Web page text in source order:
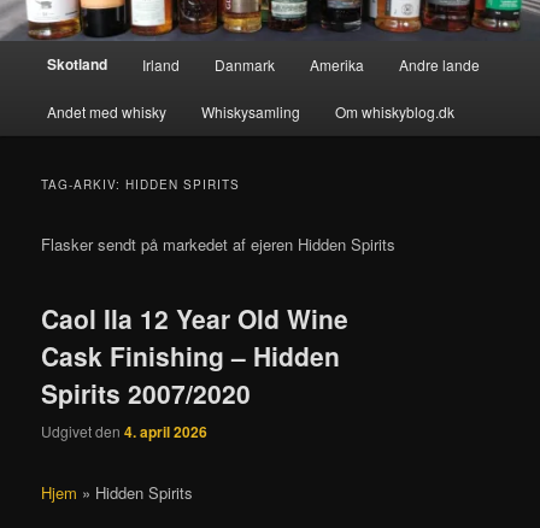
Hovedmenu
Skotland Irland Danmark Amerika Andre lande
Andet med whisky Whiskysamling Om whiskyblog.dk
TAG-ARKIV:HIDDEN SPIRITS
Flasker sendt på markedet af ejeren Hidden Spirits
Caol Ila 12 Year Old Wine
Cask Finishing – Hidden
Spirits 2007/2020
Udgivet den4. april 2026
Hjem » Hidden Spirits